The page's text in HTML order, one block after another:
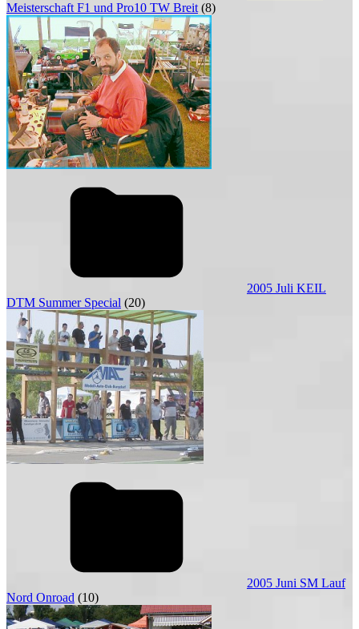
Meisterschaft F1 und Pro10 TW Breit (8)
2005 Juli KEIL
DTM Summer Special (20)
2005 Juni SM Lauf
Nord Onroad (10)